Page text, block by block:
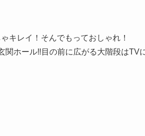
キレイ！そんでもっておしゃれ！
関ホール‼目の前に広がる大階段はTV